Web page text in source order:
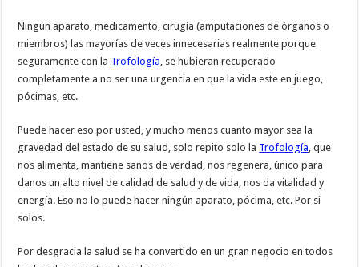
Ningún aparato, medicamento, cirugía (amputaciones de órganos o
miembros) las mayorías de veces innecesarias realmente porque
seguramente con la Trofología, se hubieran recuperado
completamente a no ser una urgencia en que la vida este en juego,
pócimas, etc.
Puede hacer eso por usted, y mucho menos cuanto mayor sea la
gravedad del estado de su salud, solo repito solo la Trofología, que
nos alimenta, mantiene sanos de verdad, nos regenera, único para
danos un alto nivel de calidad de salud y de vida, nos da vitalidad y
energía. Eso no lo puede hacer ningún aparato, pócima, etc. Por si
solos.
Por desgracia la salud se ha convertido en un gran negocio en todos